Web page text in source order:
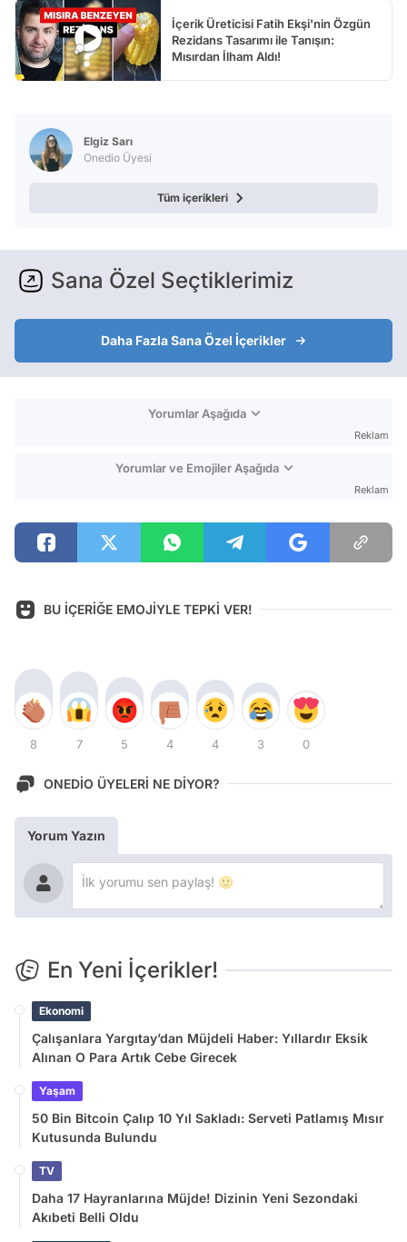
İçerik Üreticisi Fatih Ekşi'nin Özgün
Rezidans Tasarımı ile Tanışın:
Mısırdan İlham Aldı!
Elgiz Sarı
Onedio Üyesi
Tüm içerikleri
Sana Özel Seçtiklerimiz
Daha Fazla Sana Özel İçerikler
Yorumlar Aşağıda
Reklam
Yorumlar ve Emojiler Aşağıda
Reklam
BU İÇERİĞE EMOJİYLE TEPKİ VER!
8 7 5 4 4 3 0
ONEDİO ÜYELERİ NE DİYOR?
Yorum Yazın
En Yeni İçerikler!
Ekonomi
Çalışanlara Yargıtay’dan Müjdeli Haber: Yıllardır Eksik
Alınan O Para Artık Cebe Girecek
Yaşam
50 Bin Bitcoin Çalıp 10 Yıl Sakladı: Serveti Patlamış Mısır
Kutusunda Bulundu
TV
Daha 17 Hayranlarına Müjde! Dizinin Yeni Sezondaki
Akıbeti Belli Oldu